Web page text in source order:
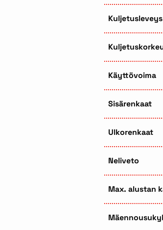
Kuljetusleveys
Käyttövoima
Sisärenkaat
Ulkorenkaat
Neliveto
Max. alustan